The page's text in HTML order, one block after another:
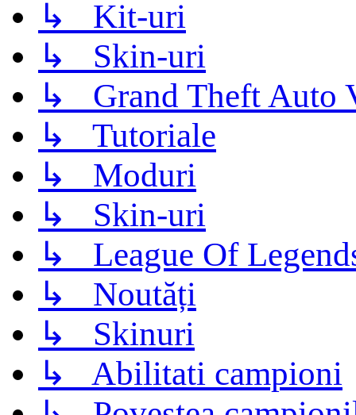
↳ Kit-uri
↳ Skin-uri
↳ Grand Theft Auto
↳ Tutoriale
↳ Moduri
↳ Skin-uri
↳ League Of
↳ Noutăți
↳ Skinuri
↳ Abilitati campioni